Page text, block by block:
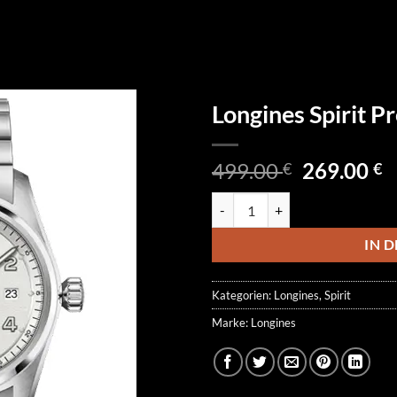
Longines Spirit
499.00€
499.00 €
269.00€
IN
Kategorien: Longines, Spirit
Marke: Longines